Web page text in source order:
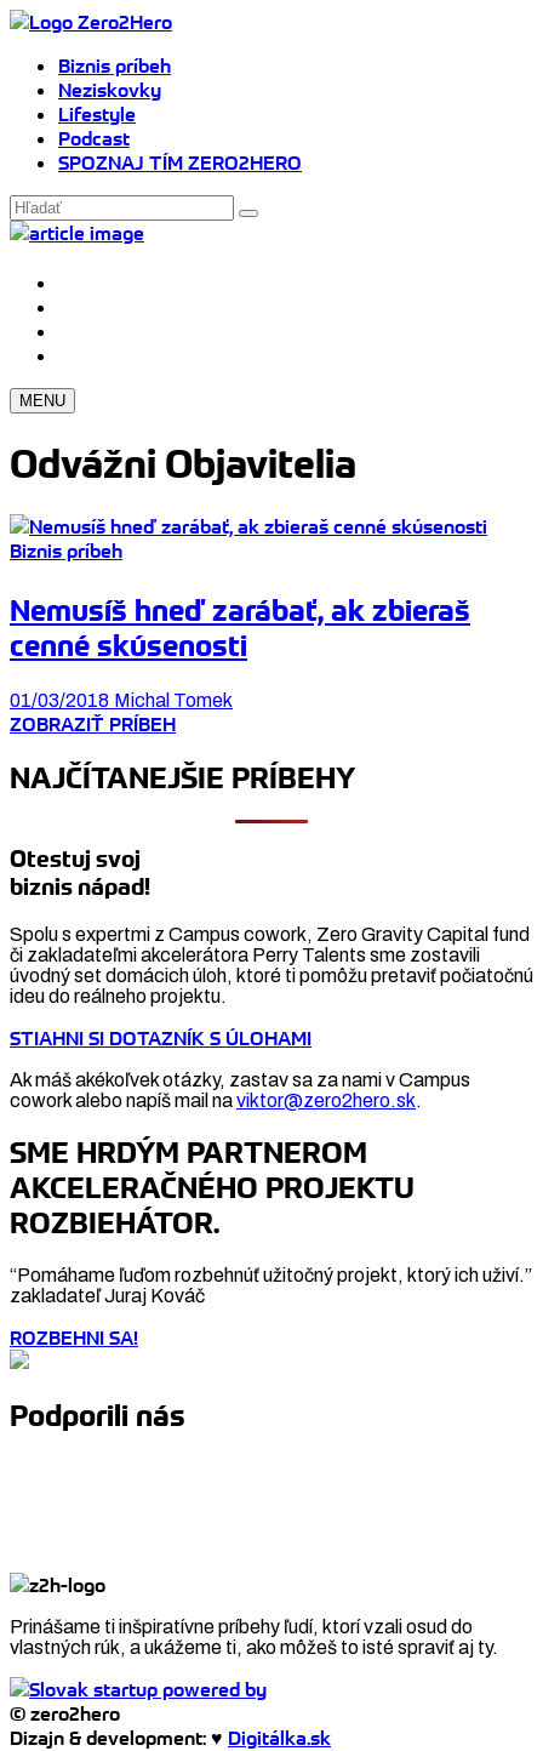
Biznis príbeh
Neziskovky
Lifestyle
Podcast
SPOZNAJ TÍM ZERO2HERO
MENU
Odvážni Objavitelia
Biznis príbeh
Nemusíš hneď zarábať, ak zbieraš
cenné skúsenosti
01/03/2018 Michal Tomek
ZOBRAZIŤ PRÍBEH
NAJČÍTANEJŠIE PRÍBEHY
Otestuj svoj
biznis nápad!
Spolu s expertmi z Campus cowork, Zero Gravity Capital fund
či zakladateľmi akcelerátora Perry Talents sme zostavili
úvodný set domácich úloh, ktoré ti pomôžu pretaviť počiatočnú
ideu do reálneho projektu.
STIAHNI SI DOTAZNÍK S ÚLOHAMI
Ak máš akékoľvek otázky, zastav sa za nami v Campus
cowork alebo napíš mail naviktor@zero2hero.sk.
SME HRDÝM PARTNEROM
AKCELERAČNÉHO PROJEKTU
ROZBIEHÁTOR.
“Pomáhame ľuďom rozbehnúť užitočný projekt, ktorý ich uživí.”
zakladateľ Juraj Kováč
ROZBEHNI SA!
Podporili nás
Prinášame ti inšpiratívne príbehy ľudí, ktorí vzali osud do
vlastných rúk, a ukážeme ti, ako môžeš to isté spraviť aj ty.
© zero2hero
Dizajn & development: ♥ Digitálka.sk